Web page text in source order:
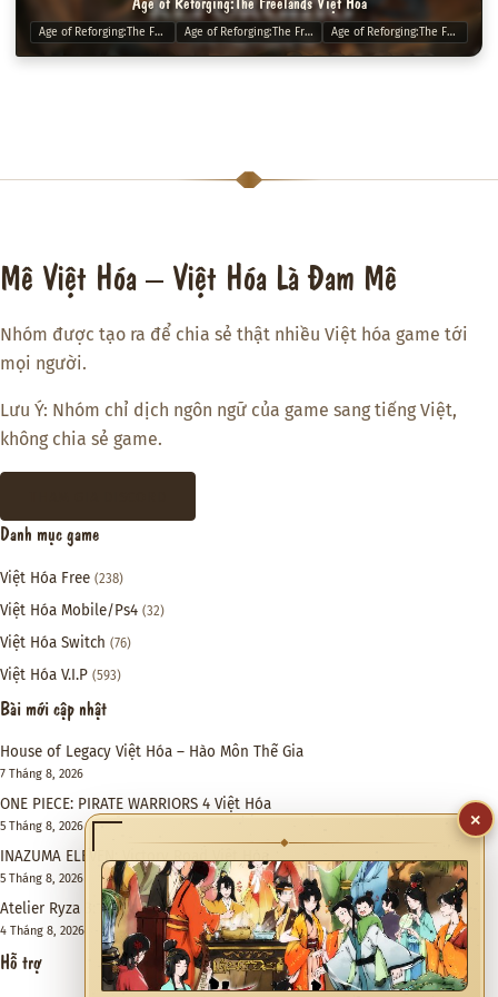
Age of Reforging:The Freelands viet hoa Age of Reforging:The Freelands Việt Hóa Age of Reforging:The Freelands Việt ngữ
Mê Việt Hóa – Việt Hóa Là Đam Mê
Nhóm được tạo ra để chia sẻ thật nhiều Việt hóa game tới
mọi người.
Lưu Ý: Nhóm chỉ dịch ngôn ngữ của game sang tiếng Việt,
không chia sẻ game.
Danh mục game
Việt Hóa Free (238)
Việt Hóa Mobile/Ps4 (32)
Việt Hóa Switch (76)
Việt Hóa V.I.P (593)
Bài mới cập nhật
House of Legacy Việt Hóa – Hào Môn Thế Gia
7 Tháng 8, 2026
ONE PIECE: PIRATE WARRIORS 4 Việt Hóa
5 Tháng 8, 2026
INAZUMA ELEVEN: Victory Road Việt Hóa
5 Tháng 8, 2026
Atelier Ryza 3: Alchemist of the End & the Secret Key DX Việt Hóa
4 Tháng 8, 2026
Hỗ trợ
×
◆